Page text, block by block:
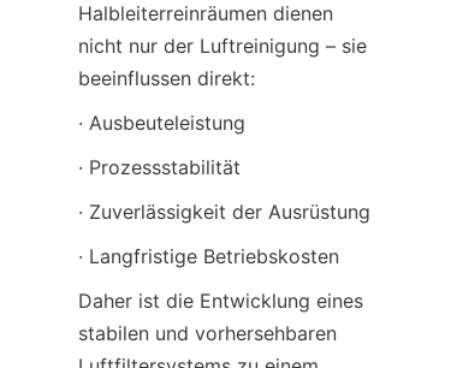
Halbleiterreinräumen dienen
nicht nur der Luftreinigung – sie
beeinflussen direkt:
· Ausbeuteleistung
· Prozessstabilität
· Zuverlässigkeit der Ausrüstung
· Langfristige Betriebskosten
Daher ist die Entwicklung eines
stabilen und vorhersehbaren